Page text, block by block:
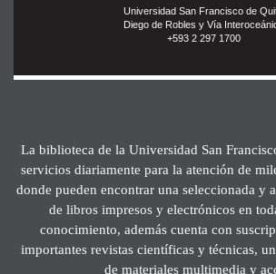
Universidad San Francisco de
Diego de Robles y Vía
+593 2 297 1700
La biblioteca de la Universidad San
servicios diariamente para la atención de
donde pueden encontrar una seleccionada y
de libros impresos y electrónicos en
conocimiento, además cuenta con
importantes revistas científicas y técnicas,
de materiales multimedia y